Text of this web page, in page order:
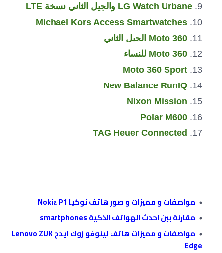
LG Watch Urbane والجيل الثاني نسخة LTE
Michael Kors Access Smartwatches
Moto 360 الجيل الثاني
Moto 360 للنساء
Moto 360 Sport
New Balance RunIQ
Nixon Mission
Polar M600
TAG Heuer Connected
مواصفات و مميزات و صور هاتف نوكيا Nokia P1
مقارنة بين احدث الهواتف الذكية smartphones
مواصفات و مميزات هاتف لينوفو زوك ايدج Lenovo ZUK
Edge